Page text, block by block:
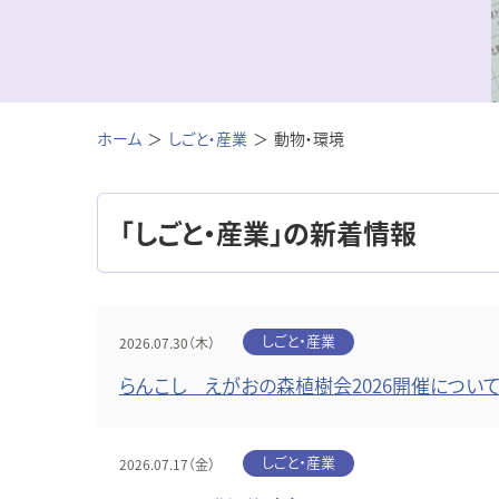
ホーム しごと・産業 動物・環境
「しごと・産業」の新着情報
2026.07.30（木） しごと・産業
らんこし えがおの森植樹会2026開催につい
2026.07.17（金） しごと・産業